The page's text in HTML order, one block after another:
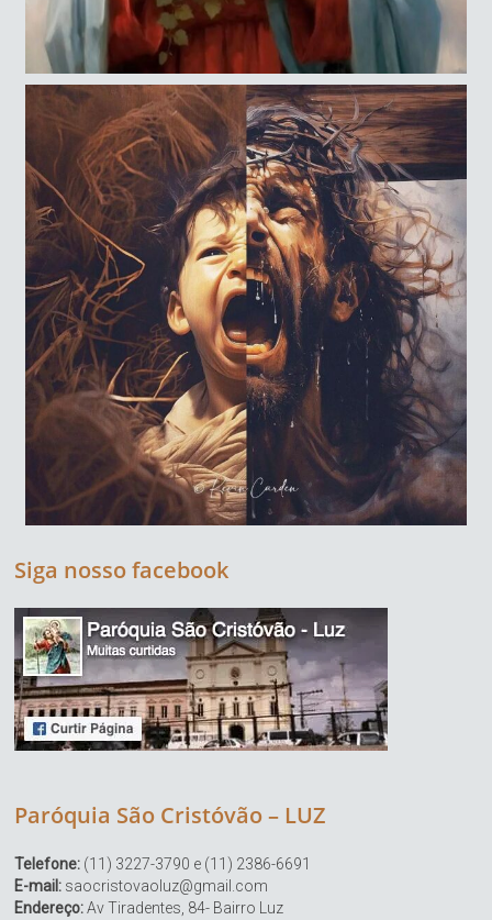
Siga nosso facebook
Paróquia São Cristóvão – LUZ
Telefone: (11) 3227-3790 e (11) 2386-6691
E-mail: saocristovaoluz@gmail.com
Endereço:Av Tiradentes, 84- Bairro Luz